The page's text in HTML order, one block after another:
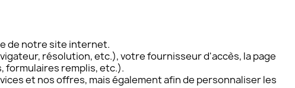
de notre site internet.
résolution, etc.), votre fournisseur d'accès, la page
formulaires remplis, etc.).
et nos offres, mais également afin de personnaliser les